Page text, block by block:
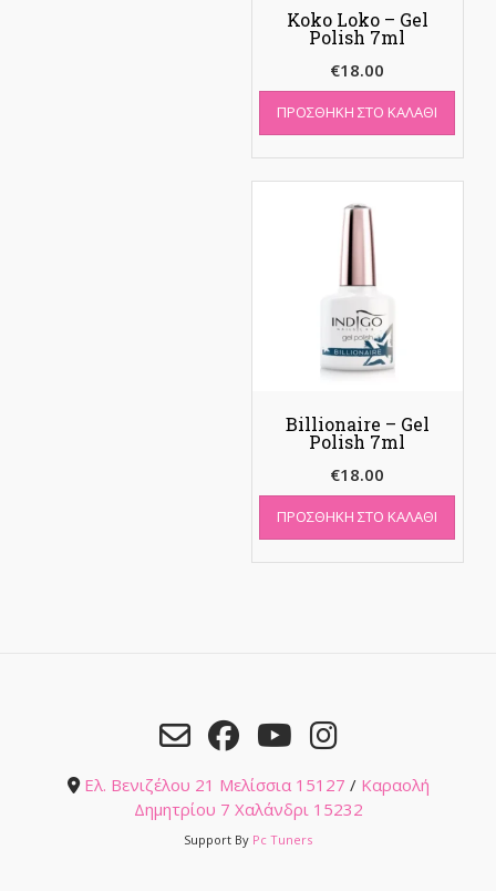
Koko Loko – Gel
Polish 7ml
€18.00
ΠΡΟΣΘΉΚΗ ΣΤΟ ΚΑΛΆΘΙ
Billionaire – Gel
Polish 7ml
€18.00
ΠΡΟΣΘΉΚΗ ΣΤΟ ΚΑΛΆΘΙ
Ελ. Βενιζέλου 21 Μελίσσια 15127 / Καραολή
Δημητρίου 7 Χαλάνδρι 15232
Support By Pc Tuners